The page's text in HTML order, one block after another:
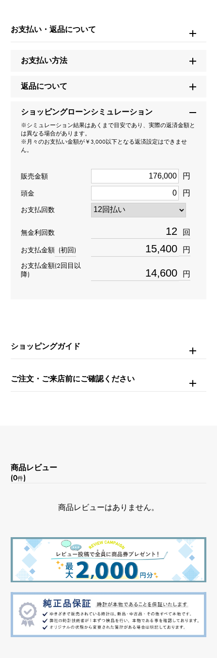
型番
YMR23.40.6.5
タイプ
種類
ピアス片方＞ｸﾛｽ × ピアス片方
材質
K18イエローゴールド
石種
ダイヤモンド 約0.030ct
モチーフサイズ
縦 約13 × 横 約11.5 × 奥行 約19mm
お支払い・返品について
お支払い方法
返品について
ショッピングローンシミュレーション
※シミュレーション結果はあくまで目安であり、実際の返済金額と
は異なる場合があります。
※月々のお支払い金額が￥3,000以下となる返済設定はできませ
ん。
販売金額 円
頭金 円
お支払回数
無金利回数 回
お支払金額 (初回) 円
お支払金額(2回目以
降)
円
ショッピングガイド
ご注文・ご来店前にご確認ください
商品レビュー
(0件)
商品レビューはありません。